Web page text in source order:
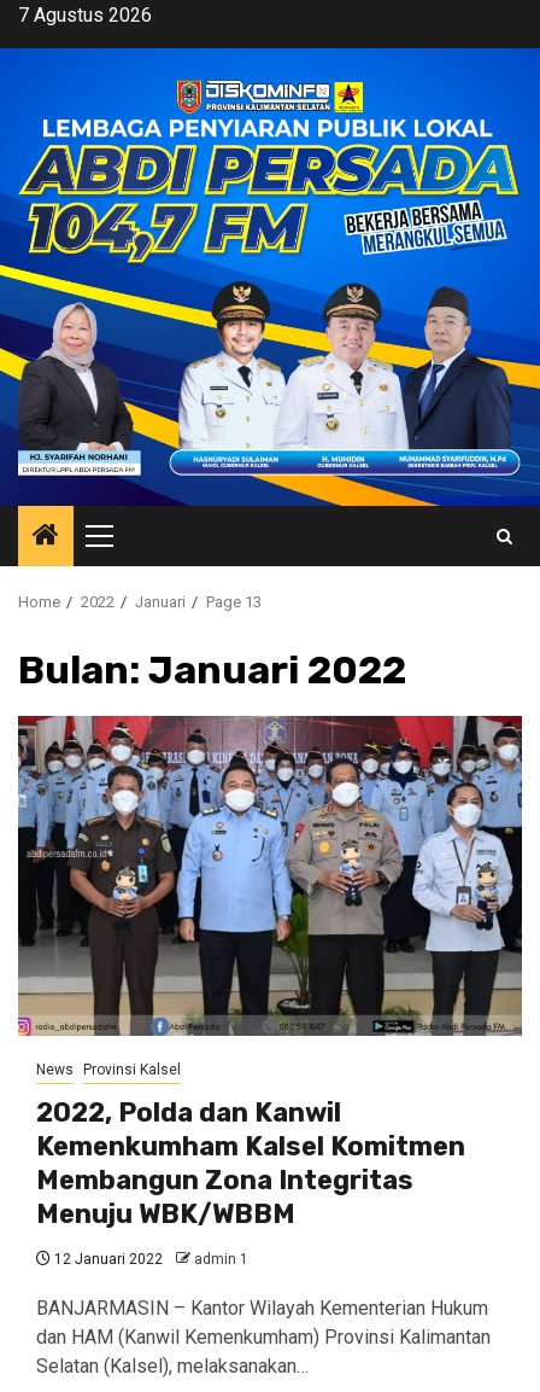
Skip7 Agustus 2026
Primary
Menu
Home 2022 Januari Page 13
Bulan: Januari 2022
News Provinsi Kalsel
2022, Polda dan Kanwil
Kemenkumham Kalsel Komitmen
Membangun Zona Integritas
Menuju WBK/WBBM
12 Januari 2022 admin 1
BANJARMASIN – Kantor Wilayah Kementerian Hukum
dan HAM (Kanwil Kemenkumham) Provinsi Kalimantan
Selatan (Kalsel), melaksanakan…